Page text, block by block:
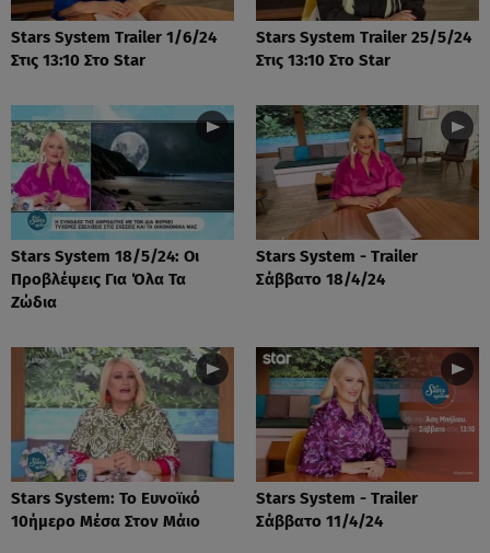
Stars System Trailer 1/6/24
Στις 13:10 Στο Star
Stars System Trailer 25/5/24
Στις 13:10 Στο Star
Stars System 18/5/24: Οι
Προβλέψεις Για Όλα Τα
Ζώδια
Stars System - Trailer
Σάββατο 18/4/24
Stars System: Το Ευνοϊκό
10ήμερο Μέσα Στον Μάιο
Stars System - Trailer
Σάββατο 11/4/24